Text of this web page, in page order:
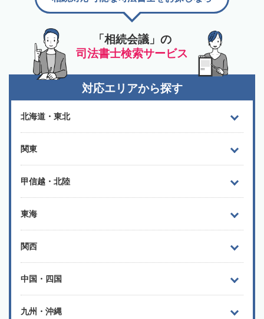
「相続会議」の
司法書士検索サービス
対応エリアから探す
北海道・東北
関東
甲信越・北陸
東海
関西
中国・四国
九州・沖縄